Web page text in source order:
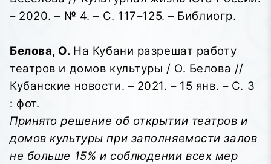
– 2020. – № 4. – С. 117–125. – Библиогр.
Белова, О. На Кубани разрешат работу
театров и домов культуры / О. Белова //
Кубанские новости. – 2021. – 15 янв. – С. 3
: фот.
Принято решение об открытии театров и
домов культуры при заполняемости залов
не больше 15% и соблюдении всех мер